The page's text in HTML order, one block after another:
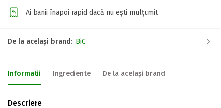
Ai banii înapoi rapid dacă nu ești mulțumit
De la același brand: BiC
Informatii Ingrediente De la același brand
Descriere